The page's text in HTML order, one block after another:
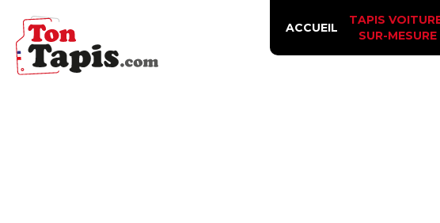
ACCUEIL
TAPIS
SUR-MESURE